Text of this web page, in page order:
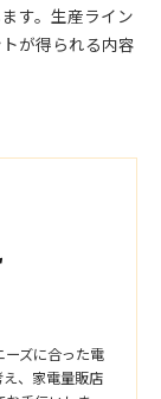
す。生産ライン
が得られる内容
ズに合った電
、家電量販店